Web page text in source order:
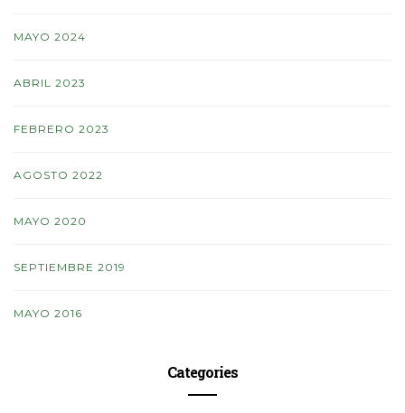
MAYO 2024
ABRIL 2023
FEBRERO 2023
AGOSTO 2022
MAYO 2020
SEPTIEMBRE 2019
MAYO 2016
Categories